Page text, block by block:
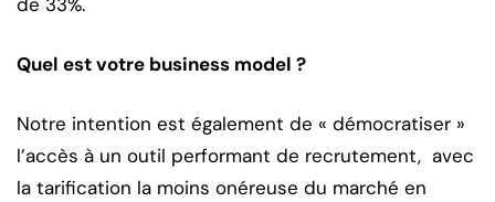
de 33%.
Quel est votre business model ?
Notre intention est également de « démocratiser »
l’accès à un outil performant de recrutement, avec
la tarification la moins onéreuse du marché en